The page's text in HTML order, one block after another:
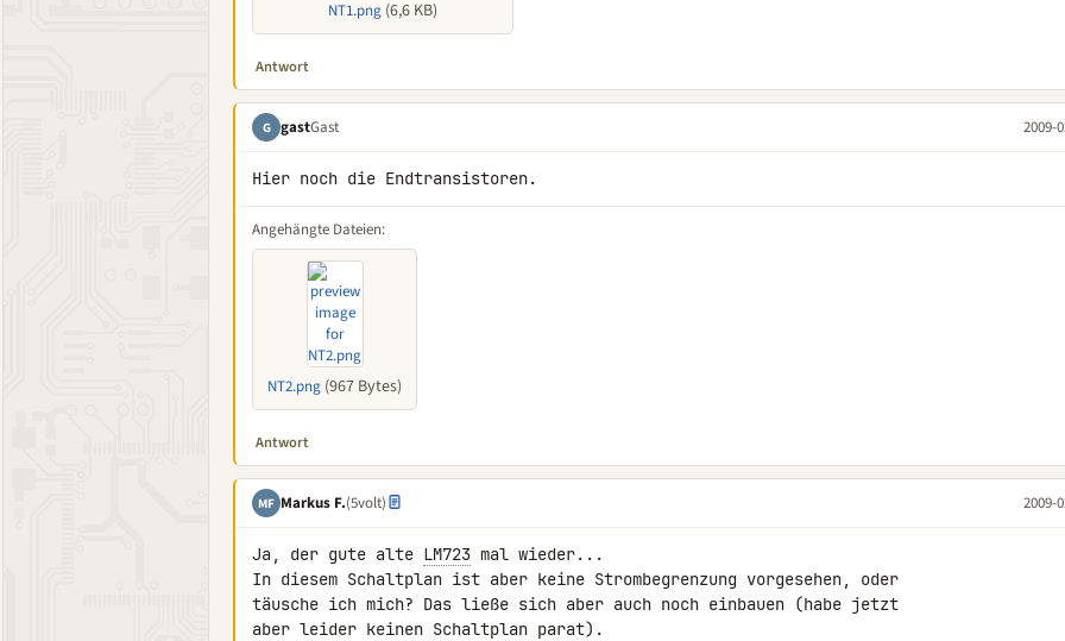
NT1.png (6,6 KB)
Antwort
G gastGast 2009-
Hier noch die Endtransistoren.
Angehängte Dateien:
NT2.png (967 Bytes)
Antwort
MF Markus F.(5volt) 2009-
Ja, der gute alte LM723 mal wieder...
In diesem Schaltplan ist aber keine Strombegrenzung vorgesehen, oder
täusche ich mich? Das ließe sich aber auch noch einbauen (habe jetzt
aber leider keinen Schaltplan parat).